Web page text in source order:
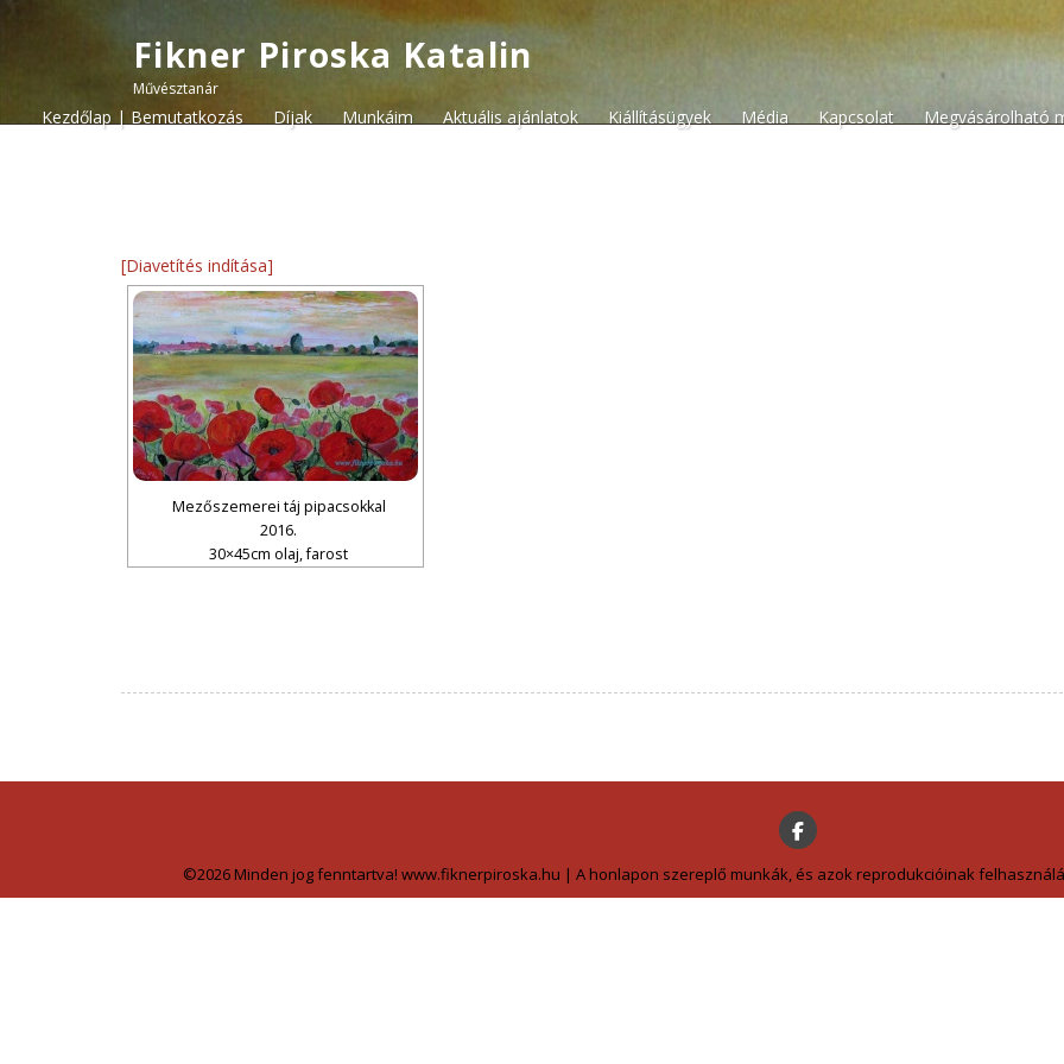
Fikner Piroska Katalin
Művésztanár
Kezdőlap | Bemutatkozás Díjak Munkáim Aktuális ajánlatok Kiállításügyek Média Kapcsolat Megvásárolható
[Diavetítés indítása]
Mezőszemerei táj pipacsokkal
2016.
30×45cm olaj, farost
©2026 Minden jog fenntartva! www.fiknerpiroska.hu | A honlapon szereplő munkák, és azok reprodukcióinak